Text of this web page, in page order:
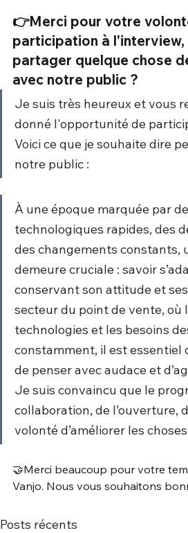
👉Merci pour votre
participation à l'interview,
partager quelque chose
avec notre public ?
Je suis très heureux et vous
donné l'opportunité de
Voici ce que je souhaite dire
notre public :
À une époque marquée par
technologiques rapides, des
des changements constants,
demeure cruciale : savoir
conservant son attitude et
secteur du point de vente, où
technologies et les besoins
constamment, il est essentiel
de penser avec audace et
Je suis convaincu que le
collaboration, de l’ouverture,
volonté d’améliorer les
🤝Merci beaucoup pour votre
Vanjo. Nous vous souhaitons
Posts récents